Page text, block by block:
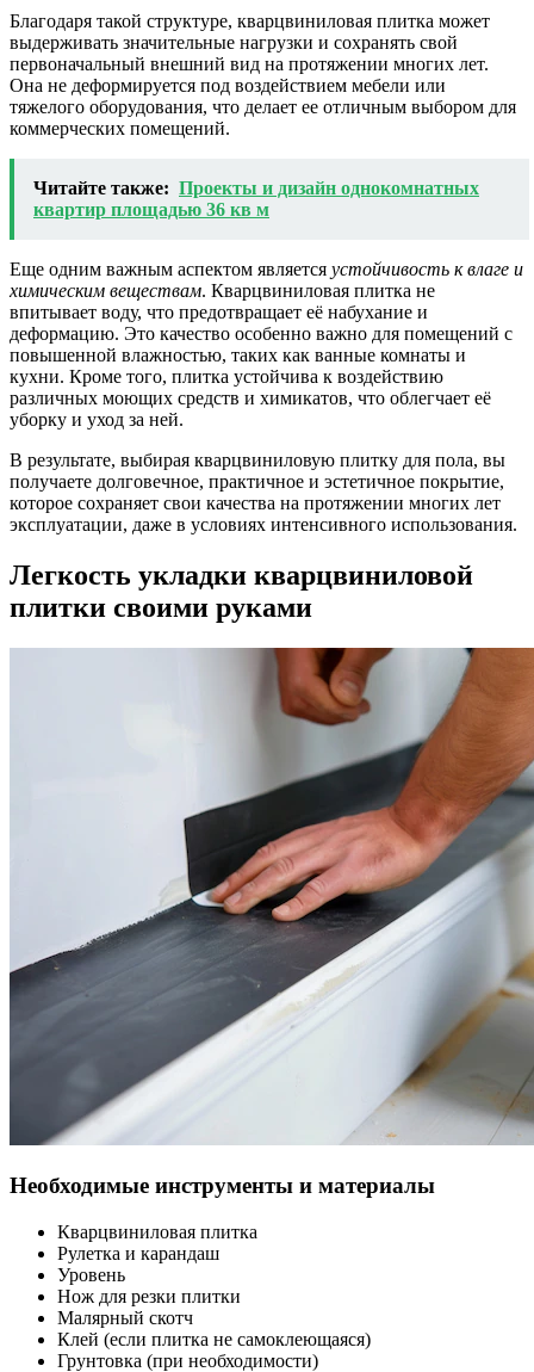
Благодаря такой структуре, кварцвиниловая плитка может
выдерживать значительные нагрузки и сохранять свой
первоначальный внешний вид на протяжении многих лет.
Она не деформируется под воздействием мебели или
тяжелого оборудования, что делает ее отличным выбором для
коммерческих помещений.
Читайте также: Проекты и дизайн однокомнатных
квартир площадью 36 кв м
Еще одним важным аспектом является устойчивость к влаге и
химическим веществам. Кварцвиниловая плитка не
впитывает воду, что предотвращает её набухание и
деформацию. Это качество особенно важно для помещений с
повышенной влажностью, таких как ванные комнаты и
кухни. Кроме того, плитка устойчива к воздействию
различных моющих средств и химикатов, что облегчает её
уборку и уход за ней.
В результате, выбирая кварцвиниловую плитку для пола, вы
получаете долговечное, практичное и эстетичное покрытие,
которое сохраняет свои качества на протяжении многих лет
эксплуатации, даже в условиях интенсивного использования.
Легкость укладки кварцвиниловой
плитки своими руками
Необходимые инструменты и материалы
Кварцвиниловая плитка
Рулетка и карандаш
Уровень
Нож для резки плитки
Малярный скотч
Клей (если плитка не самоклеющаяся)
Грунтовка (при необходимости)